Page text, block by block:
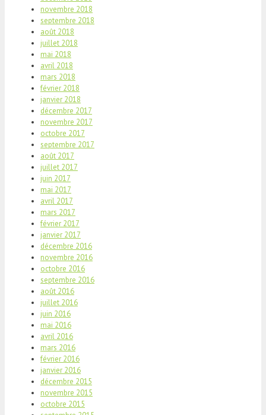
novembre 2018
septembre 2018
août 2018
juillet 2018
mai 2018
avril 2018
mars 2018
février 2018
janvier 2018
décembre 2017
novembre 2017
octobre 2017
septembre 2017
août 2017
juillet 2017
juin 2017
mai 2017
avril 2017
mars 2017
février 2017
janvier 2017
décembre 2016
novembre 2016
octobre 2016
septembre 2016
août 2016
juillet 2016
juin 2016
mai 2016
avril 2016
mars 2016
février 2016
janvier 2016
décembre 2015
novembre 2015
octobre 2015